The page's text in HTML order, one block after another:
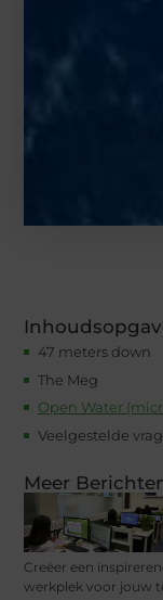
47 meters down
The Meg
Open Water
Veelgestelde
Meer
Creëer een
werkplek voor jouw